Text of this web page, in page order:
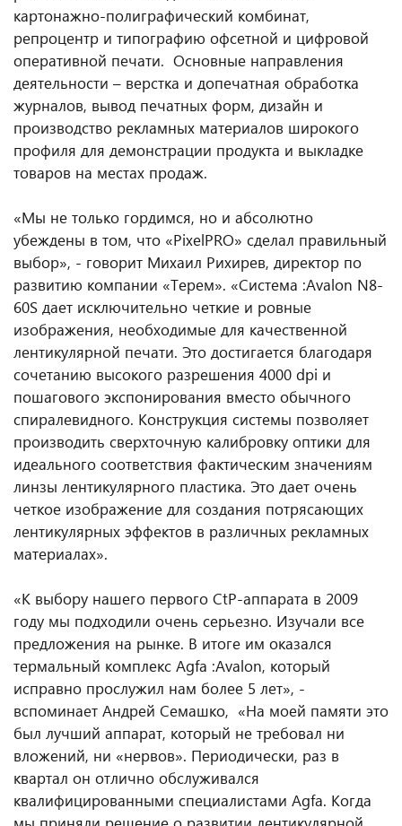
картонажно-полиграфический комбинат,
репроцентр и типографию офсетной и цифровой
оперативной печати. Основные направления
деятельности – верстка и допечатная обработка
журналов, вывод печатных форм, дизайн и
производство рекламных материалов широкого
профиля для демонстрации продукта и выкладке
товаров на местах продаж.
«Мы не только гордимся, но и абсолютно
убеждены в том, что «PixelPRO» сделал правильный
выбор», - говорит Михаил Рихирев, директор по
развитию компании «Терем». «Cистема :Avalon N8-
60S дает исключительно четкие и ровные
изображения, необходимые для качественной
лентикулярной печати. Это достигается благодаря
сочетанию высокого разрешения 4000 dpi и
пошагового экспонирования вместо обычного
спиралевидного. Конструкция системы позволяет
производить сверхточную калибровку оптики для
идеального соответствия фактическим значениям
линзы лентикулярного пластика. Это дает очень
четкое изображение для создания потрясающих
лентикулярных эффектов в различных рекламных
материалах».
«К выбору нашего первого CtP-аппарата в 2009
году мы подходили очень серьезно. Изучали все
предложения на рынке. В итоге им оказался
термальный комплекс Agfa :Avalon, который
исправно прослужил нам более 5 лет», -
вспоминает Андрей Семашко, «На моей памяти это
был лучший аппарат, который не требовал ни
вложений, ни «нервов». Периодически, раз в
квартал он отлично обслуживался
квалифицированными специалистами Agfa. Когда